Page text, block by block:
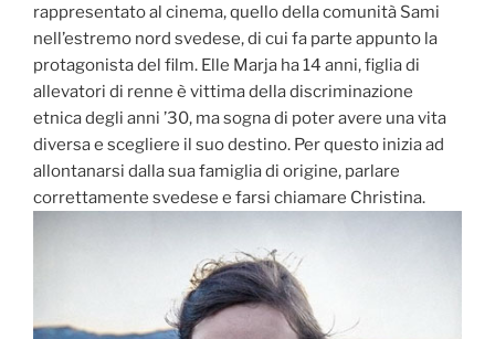
rappresentato al cinema, quello della comunità Sami
nell’estremo nord svedese, di cui fa parte appunto la
protagonista del film. Elle Marja ha 14 anni, figlia di
allevatori di renne è vittima della discriminazione
etnica degli anni ’30, ma sogna di poter avere una vita
diversa e scegliere il suo destino. Per questo inizia ad
allontanarsi dalla sua famiglia di origine, parlare
correttamente svedese e farsi chiamare Christina.